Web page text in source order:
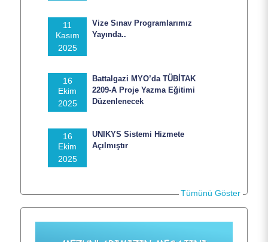
Hakkımızda
11
Kasım
2025
Vize Sınav Programlarımız
Yayında..
16
Ekim
2025
Battalgazi MYO’da TÜBİTAK
2209-A Proje Yazma Eğitimi
Düzenlenecek
16
Ekim
2025
UNIKYS Sistemi Hizmete
Açılmıştır
Tümünü Göster